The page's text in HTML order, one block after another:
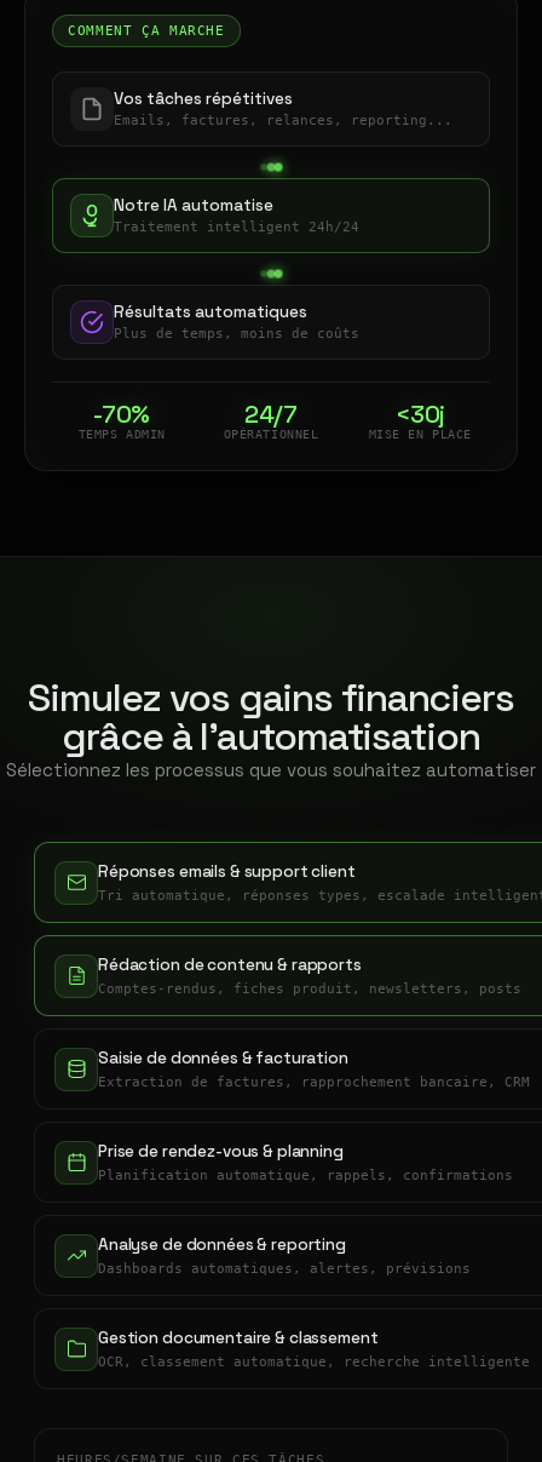
COMMENT ÇA MARCHE
Vos tâches répétitives
Emails, factures, relances, reporting...
Notre IA automatise
Traitement intelligent 24h/24
Résultats automatiques
Plus de temps, moins de coûts
-70%
TEMPS ADMIN
24/7
OPÉRATIONNEL
<30j
MISE EN PLACE
Simulez vos gains financiers
grâce à l'automatisation
Sélectionnez les processus que vous souhaitez automatiser
Réponses emails & support client
Tri automatique, réponses types, escalade
Rédaction de contenu & rapports
Comptes-rendus, fiches produit, newsletters, posts
Saisie de données & facturation
Extraction de factures, rapprochement bancaire, CRM
Prise de rendez-vous & planning
Planification automatique, rappels, confirmations
Analyse de données & reporting
Dashboards automatiques, alertes, prévisions
Gestion documentaire & classement
OCR, classement automatique, recherche intelligente